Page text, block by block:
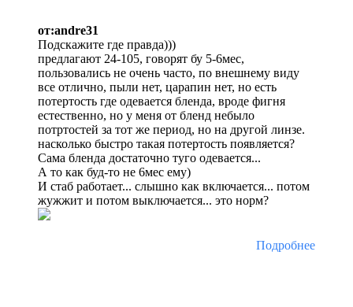
от:andre31
Подскажите где правда)))
предлагают 24-105, говорят бу 5-6мес,
пользовались не очень часто, по внешнему виду
все отлично, пыли нет, царапин нет, но есть
потертость где одевается бленда, вроде фигня
естественно, но у меня от бленд небыло
потртостей за тот же период, но на другой линзе.
насколько быстро такая потертость появляется?
Сама бленда достаточно туго одевается...
А то как буд-то не 6мес ему)
И стаб работает... слышно как включается... потом
жужжит и потом выключается... это норм?
Подробнее